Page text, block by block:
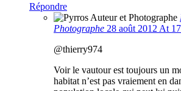
Répondre
Photographe 28 août 2012 At
@thierry974
Voir le vautour est toujours un
habitat n’est pas vraiement en